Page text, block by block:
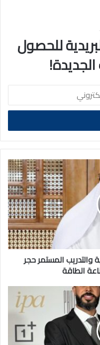
للحصول
والتدريب المستمر حجر
الطاقة